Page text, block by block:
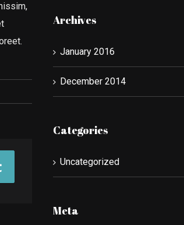
Archives
January 2016
December 2014
Categories
Uncategorized
Meta